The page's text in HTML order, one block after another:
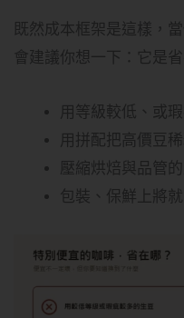
既然成本框架是這樣，
會建議你想一下：它是
用等級較低、或
用拼配把高價豆
壓縮烘焙與品管
包裝、保鮮上將就